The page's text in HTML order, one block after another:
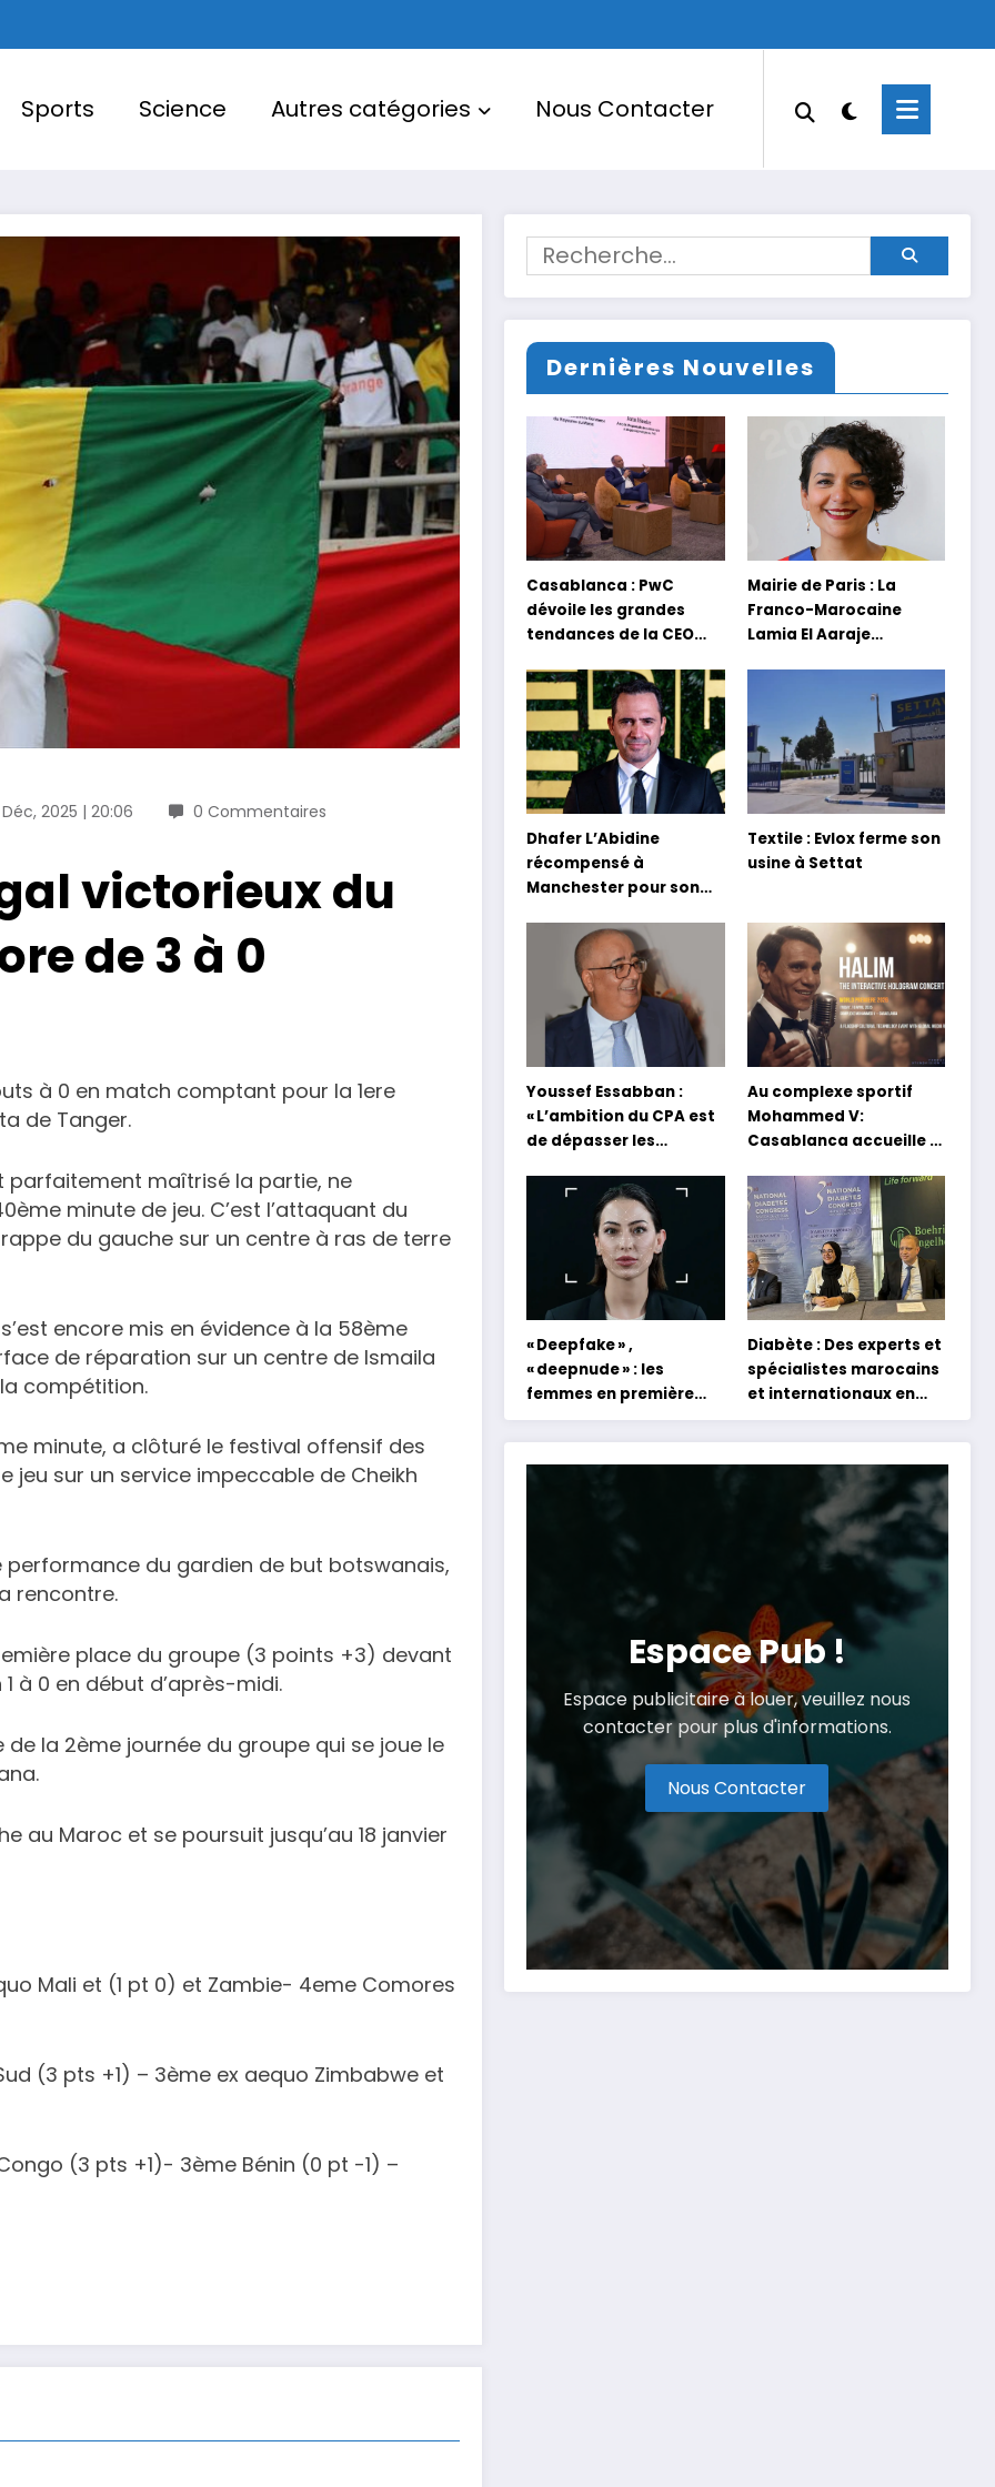
Sports Science Autres catégories Nous Contacter
2025 | 20:06 0 Commentaires
victorieux du
de 3 à 0
à 0 en match comptant pour la 1ere
de Tanger.
parfaitement maîtrisé la partie, ne
minute de jeu. C’est l’attaquant du
du gauche sur un centre à ras de terre
encore mis en évidence à la 58ème
de réparation sur un centre de Ismaila
compétition.
minute, a clôturé le festival offensif des
jeu sur un service impeccable de Cheikh
performance du gardien de but botswanais,
rencontre.
place du groupe (3 points +3) devant
à 0 en début d’après-midi.
la 2ème journée du groupe qui se joue le
au Maroc et se poursuit jusqu’au 18 janvier
Mali et (1 pt 0) et Zambie- 4eme Comores
(3 pts +1) – 3ème ex aequo Zimbabwe et
(3 pts +1)- 3ème Bénin (0 pt -1) –
Dernières Nouvelles
Casablanca : PwC
dévoile les grandes
tendances de la CEO
Mairie de Paris : La
Franco-Marocaine
Lamia El Aaraje
Dhafer L’Abidine
récompensé à
Manchester pour son
Textile : Evlox ferme son
usine à Settat
Youssef Essabban :
« L’ambition du CPA est
de dépasser les
et académiques de
formation en
s’appuyant sur le
partage des
expériences »
Au complexe sportif
Mohammed V:
Casablanca accueille la
concert holographique
d’Abdel Halim Hafez
« Deepfake » ,
« deepnude » : les
femmes en première
ligne face aux dangers
de l’intelligence
artificielle
Diabète : Des experts et
spécialistes marocains
et internationaux en
conclave à Tanger
Espace Pub !
Espace publicitaire à louer, veuillez nous
contacter pour plus d'informations.
Nous Contacter